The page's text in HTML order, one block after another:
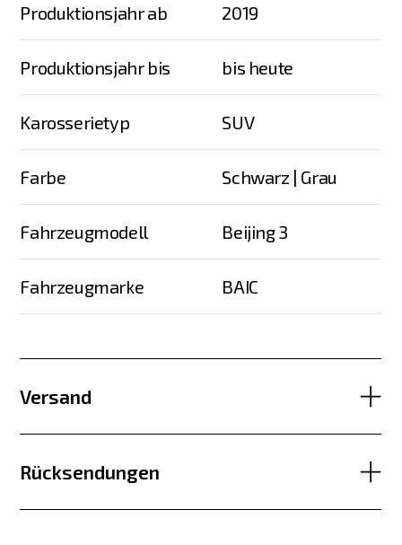
Produktionsjahr ab 2019
Produktionsjahr bis bis heute
Karosserietyp SUV
Farbe Schwarz | Grau
Fahrzeugmodell Beijing 3
Fahrzeugmarke BAIC
Versand
Rücksendungen